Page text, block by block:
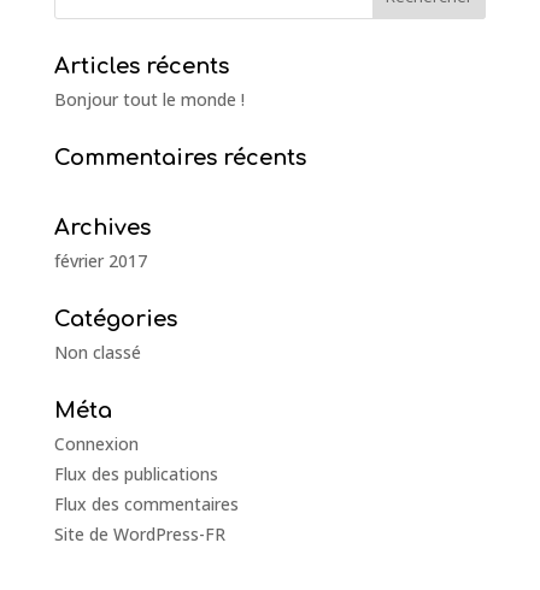
Articles récents
Bonjour tout le monde !
Commentaires récents
Archives
février 2017
Catégories
Non classé
Méta
Connexion
Flux des publications
Flux des commentaires
Site de WordPress-FR